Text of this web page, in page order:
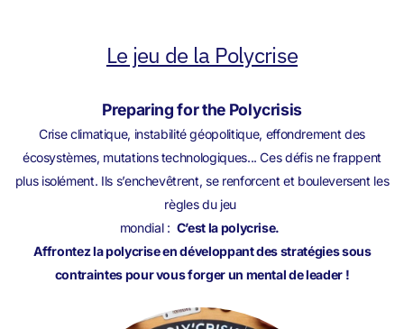
Le jeu de la Polycrise
Preparing for the Polycrisis
Crise climatique, instabilité géopolitique, effondrement des
écosystèmes, mutations technologiques... Ces défis ne frappent
plus isolément. Ils s’enchevêtrent, se renforcent et bouleversent les
règles du jeu
mondial : C’est la polycrise.
Affrontez la polycrise en développant des stratégies sous
contraintes pour vous forger un mental de leader !